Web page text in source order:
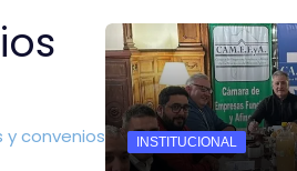
y convenios INSTITUCIONAL